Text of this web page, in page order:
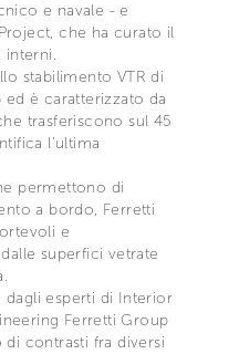
e navale - e
che ha curato il
interni.
stabilimento VTR di
è caratterizzato da
trasferiscono sul 45
l’ultima
permettono di
a bordo, Ferretti
e
superfici vetrate
dagli esperti di Interior
Ferretti Group
contrasti fra diversi